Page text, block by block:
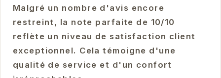
Malgré un nombre d'avis encore
restreint, la note parfaite de 10/10
reflète un niveau de satisfaction client
exceptionnel. Cela témoigne d'une
qualité de service et d'un confort